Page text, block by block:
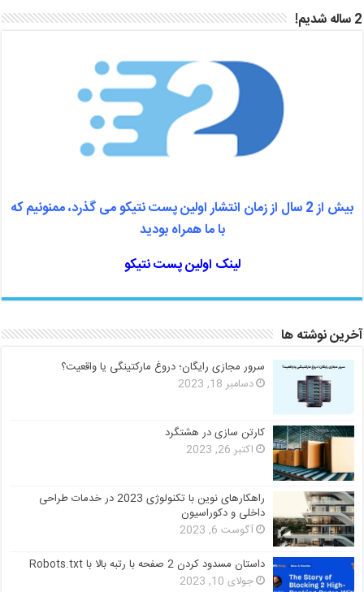
2 ساله شدیم!
بیش از 2 سال از زمان انتشار اولین پست نتیکو می گذرد، ممنونیم که
با ما همراه بودید
لینک اولین پست نتیکو
آخرین نوشته ها
سرور مجازی رایگان؛ دروغ مارکتینگی یا واقعیت؟
دسامبر 18, 2023
کارتن سازی در هشتگرد
اکتبر 26, 2023
راهکارهای نوین با تکنولوژی 2023 در خدمات طراحی
داخلی و دکوراسیون
آگوست 6, 2023
داستان مسدود کردن 2 صفحه با رتبه بالا با Robots.txt
جولای 10, 2023